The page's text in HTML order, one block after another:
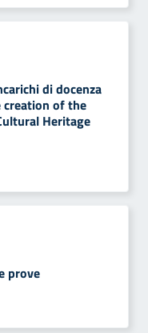
di docenza
creation of the
Heritage
prove